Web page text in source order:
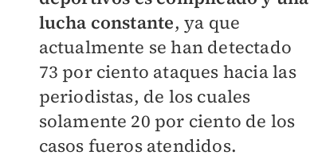
lucha constante, ya que
actualmente se han detectado
73 por ciento ataques hacia las
periodistas, de los cuales
solamente 20 por ciento de los
casos fueros atendidos.